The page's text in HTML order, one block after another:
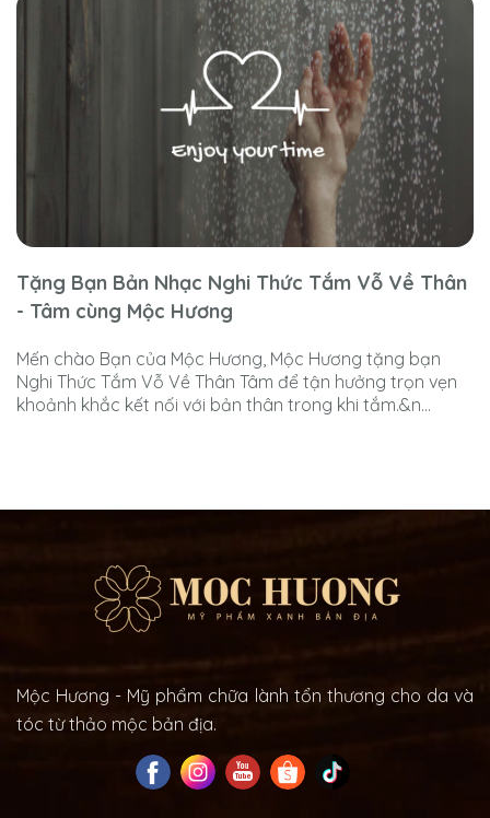
Tặng Bạn Bản Nhạc Nghi Thức Tắm Vỗ Về Thân
- Tâm cùng Mộc Hương
Mến chào Bạn của Mộc Hương, Mộc Hương tặng bạn
Nghi Thức Tắm Vỗ Về Thân Tâm để tận hưởng trọn vẹn
khoảnh khắc kết nối với bản thân trong khi tắm.&n...
Mộc Hương - Mỹ phẩm chữa lành tổn thương cho da và
tóc từ thảo mộc bản địa.